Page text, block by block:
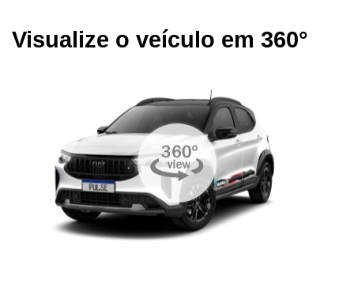
Visualize o veículo em 360°